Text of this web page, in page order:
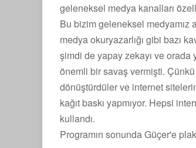
geleneksel medya kanalları
Bu bizim geleneksel medyamız
medya okuryazarlığı gibi bazı
şimdi de yapay zekayı ve orada
önemli bir savaş vermişti.
dönüştürdüler ve internet
kağıt baskı yapmıyor. Hepsi
kullandı.
Programın sonunda Güçer'e